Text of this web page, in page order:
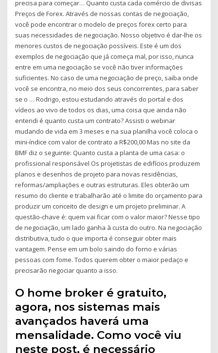
precisa para começar… Quanto custa cada comércio de divisas
Preços de Forex. Através de nossas contas de negociação,
você pode encontrar o modelo de preços forex certo para
suas necessidades de negociação. Nosso objetivo é dar-lhe os
menores custos de negociação possíveis. Este é um dos
exemplos de negociação que já começa mal, por isso, nunca
entre em uma negociação se você não tiver informações
suficientes. No caso de uma negociação de preço, saiba onde
você se encontra, no meio dos seus concorrentes, para saber
se o … Rodrigo, estou estudando através do portal e dos
vídeos ao vivo de todos os dias, uma coisa que ainda não
entendi é quanto custa um contrato? Assisti o webinar
mudando de vida em 3 meses e na sua planilha você coloca o
mini-índice com valor de contrato a R$200,00 Mas no site da
BMF diz o seguinte: Quanto custa a planta de uma casa: o
profissional responsável Os projetistas de edifícios produzem
planos e desenhos de projeto para novas residências,
reformas/ampliações e outras estruturas. Eles obterão um
resumo do cliente e trabalharão até o limite do orçamento para
produzir um conceito de design e um projeto preliminar. A
questão-chave é: quem vai ficar com o valor maior? Nesse tipo
de negociação, um lado ganha à custa do outro. Na negociação
distributiva, tudo o que importa é conseguir obter mais
vantagem. Pense em um bolo saindo do forno e várias
pessoas com fome. Todos querem obter o maior pedaço e
precisarão negociar quanto a isso.
O home broker é gratuito,
agora, nos sistemas mais
avançados haverá uma
mensalidade. Como você viu
neste post, é necessário